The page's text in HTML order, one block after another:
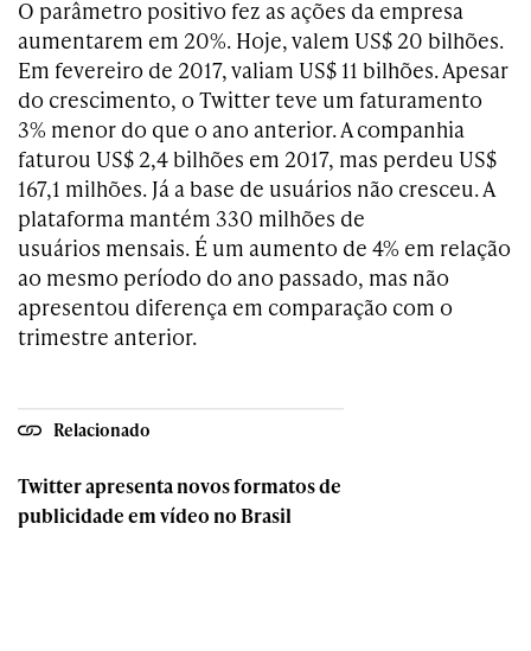
O parâmetro positivo fez as ações da empresa
aumentarem em 20%. Hoje, valem US$ 20 bilhões.
Em fevereiro de 2017, valiam US$ 11 bilhões.Apesar
do crescimento, o Twitter teve um faturamento
3% menor do que o ano anterior. A companhia
faturou US$ 2,4 bilhões em 2017, mas perdeu US$
167,1 milhões. Já a base de usuários não cresceu. A
plataforma mantém 330 milhões de
usuários mensais. É um aumento de 4% em relação
ao mesmo período do ano passado, mas não
apresentou diferença em comparação com o
trimestre anterior.
Relacionado
Twitter apresenta novos formatos de
publicidade em vídeo no Brasil